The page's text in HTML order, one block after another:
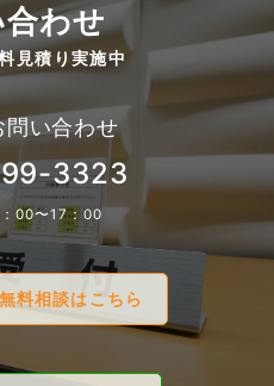
わせ
見積り実施中
問い合わせ
3323
00〜17：00
料相談はこちら